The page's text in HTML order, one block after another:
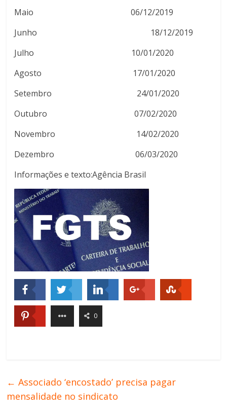
Maio 06/12/2019
Junho 18/12/2019
Julho 10/01/2020
Agosto 17/01/2020
Setembro 24/01/2020
Outubro 07/02/2020
Novembro 14/02/2020
Dezembro 06/03/2020
Informações e texto:Agência Brasil
0
← Associado ‘encostado’ precisa pagar
mensalidade no sindicato